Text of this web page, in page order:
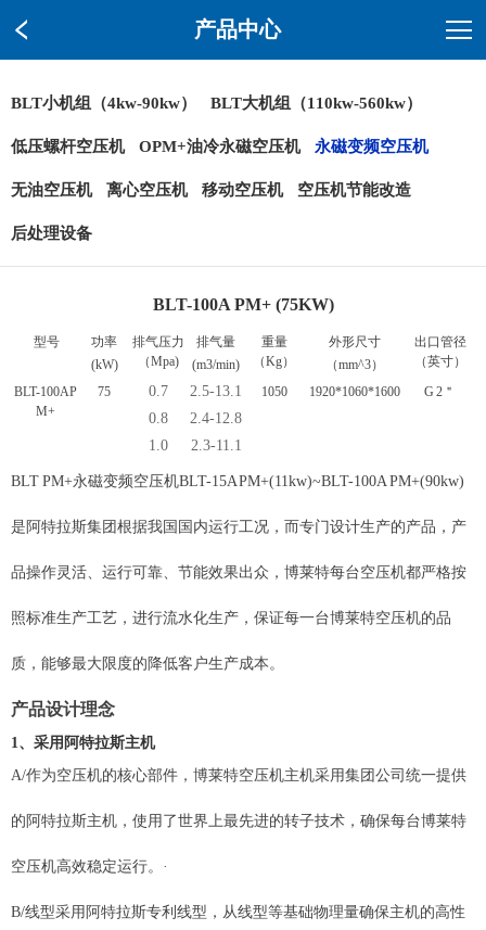
产品中心
BLT小机组（4kw-90kw） BLT大机组（110kw-560kw）
低压螺杆空压机 OPM+油冷永磁空压机 永磁变频空压机
无油空压机 离心空压机 移动空压机 空压机节能改造
后处理设备
BLT-100A PM+ (75KW)
型号
功率
(kW)
排气压力
（Mpa)
排气量
(m3/min)
重量
（Kg）
外形尺寸
（mm^3）
出口管径
（英寸）
BLT-100A P
M+
75 0.7 2.5-13.1 1050 1920*1060*1600 G 2＂
0.8
2.4-12.8
1.0
2.3-11.1
BLT PM+永磁变频空压机BLT-15A PM+(11kw)~BLT-100A PM+(90kw)
是阿特拉斯集团根据我国国内运行工况，而专门设计生产的产品 ，产
品操作灵活、运行可靠、节能效果出众，博莱特每台空压机都严格按
照标准生产工艺，进行流水化生产，保证每一台博莱特空压机的品
质，能够最大限度的降低客户生产成本。
产品设计理念
1、 采用阿特拉斯主机
A/作为空压机的核心部件，博莱特空压机主机采用集团公司统一提供
的阿特拉斯主机，使用了世界上最先进的转子技术，确保每台博莱特
空压机高效稳定运行。·
B/线型采用阿特拉斯专利线型，从线型等基础物理量确保主机的高性